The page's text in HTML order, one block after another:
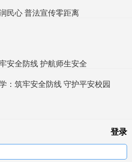
秦古司法所：春风送法润民心 普法宣传零距离
深河乡中心幼儿园：筑牢安全防线 护航师生安全
：筑牢安全防线 守护平安校园
登录